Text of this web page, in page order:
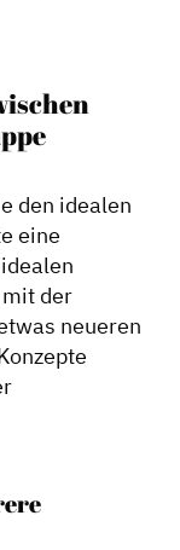
den idealen
eine
der
neueren